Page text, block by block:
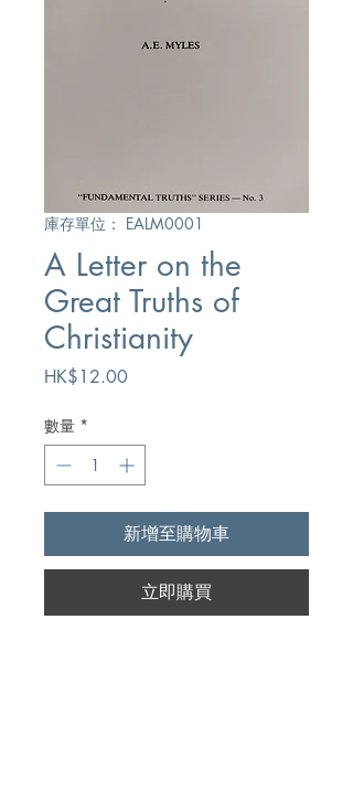
庫存單位： EALM0001
A Letter on the
Great Truths of
Christianity
HK$12.00價
數量 *
新增至購物車
立即購買